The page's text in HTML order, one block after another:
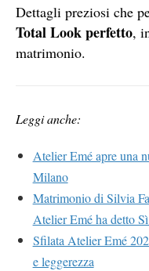
Dettagli preziosi che
Total Look perfetto,
matrimonio.
Leggi anche:
Atelier Emé apre una
Milano
Matrimonio di Silvia
Atelier Emé ha detto
Sfilata Atelier Emé
e leggerezza